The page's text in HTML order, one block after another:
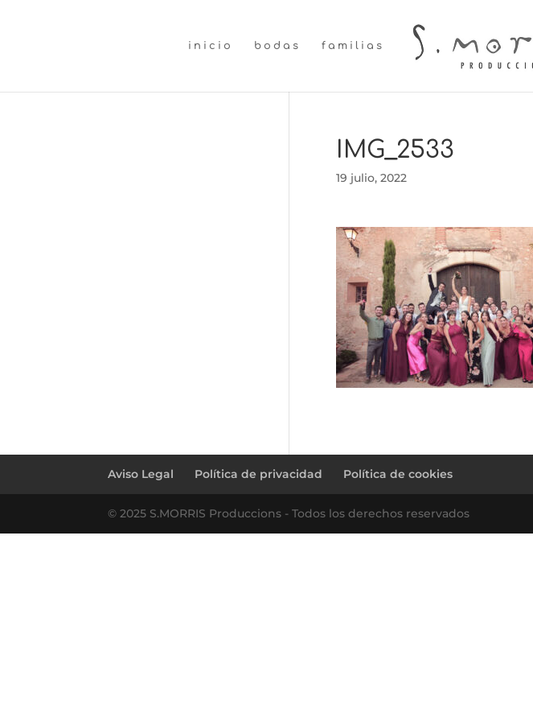
inicio bodas familias
IMG_2533
19 julio, 2022
Aviso Legal Política de privacidad Política de cookies
© 2025 S.MORRIS Produccions - Todos los derechos reservados